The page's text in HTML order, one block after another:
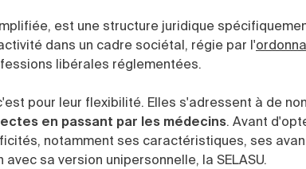
est une structure juridique
dans un cadre sociétal, régie par l'
libérales réglementées.
pour leur flexibilité. Elles s'adressent à de
en passant par les médecins. Avant
notamment ses caractéristiques, ses
sa version unipersonnelle, la SELASU.